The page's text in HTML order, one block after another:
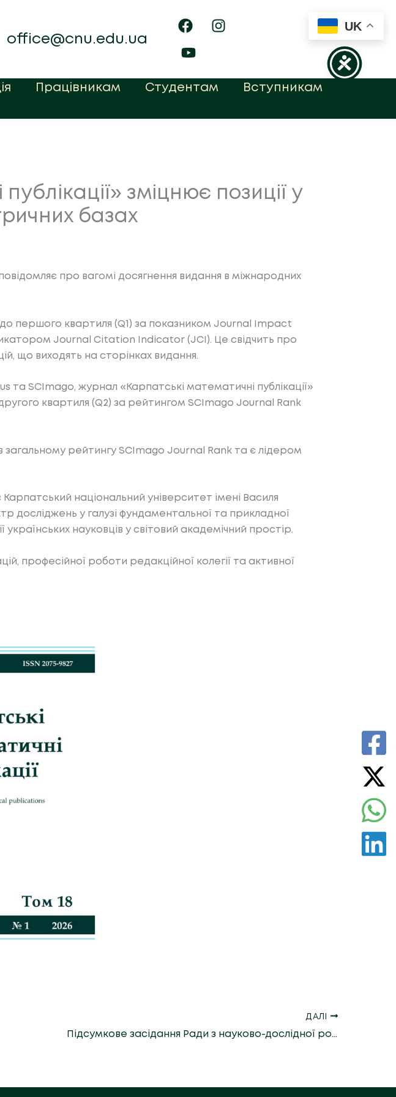
office@cnu.edu.ua
Працівникам Студентам
Вступникам
зміцнює позиції у
базах
про вагомі досягнення видання в міжнародних
першого квартиля (Q1) за показником Journal Impact
Journal Citation Indicator (JCI). Це свідчить про
що виходять на сторінках видання.
та SCImago, журнал «Карпатські математичні публікації»
квартиля (Q2) за рейтингом SCImago Journal Rank
рейтингу SCImago Journal Rank та є лідером
національний університет імені Василя
досліджень у галузі фундаментальної та прикладної
науковців у світовий академічний простір.
професійної роботи редакційної колегії та активної
ДАЛІ
Підсумкове засідання Ради з науково-дослідної роботи студентів, аспірантів і молодих вчених
UK